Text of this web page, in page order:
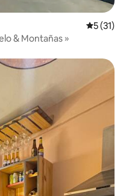
5 (31)
& Montañas »